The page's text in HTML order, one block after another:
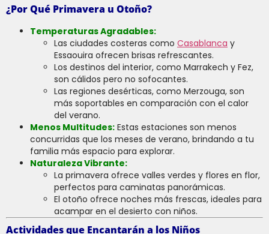
¿Por Qué Primavera u Otoño?
Temperaturas Agradables:
Las ciudades costeras como Casablanca y
Essaouira ofrecen brisas refrescantes.
Los destinos del interior, como Marrakech y Fez,
son cálidos pero no sofocantes.
Las regiones desérticas, como Merzouga, son
más soportables en comparación con el calor
del verano.
Menos Multitudes: Estas estaciones son menos
concurridas que los meses de verano, brindando a tu
familia más espacio para explorar.
Naturaleza Vibrante:
La primavera ofrece valles verdes y flores en flor,
perfectos para caminatas panorámicas.
El otoño ofrece noches más frescas, ideales para
acampar en el desierto con niños.
Actividades que Encantarán a los Niños